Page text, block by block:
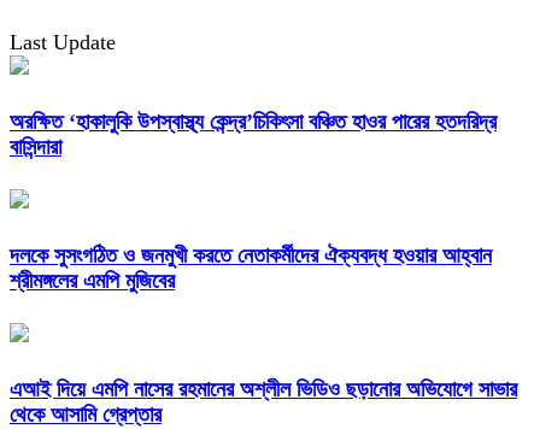
Last Update
অরক্ষিত ‘হাকালুকি উপস্বাস্থ্য কেন্দ্র’চিকিৎসা বঞ্চিত হাওর পারের হতদরিদ্র
বাসিন্দারা
দলকে সুসংগঠিত ও জনমুখী করতে নেতাকর্মীদের ঐক্যবদ্ধ হওয়ার আহ্বান
শ্রীমঙ্গলের এমপি মুজিবের
এআই দিয়ে এমপি নাসের রহমানের অশ্লীল ভিডিও ছড়ানোর অভিযোগে সাভার
থেকে আসামি গ্রেপ্তার